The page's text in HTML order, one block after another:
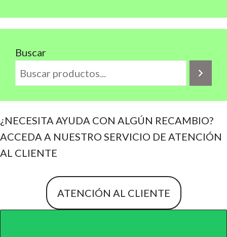
Buscar
¿NECESITA AYUDA CON ALGÚN RECAMBIO?
ACCEDA A NUESTRO SERVICIO DE ATENCIÓN
AL CLIENTE
ATENCIÓN AL CLIENTE